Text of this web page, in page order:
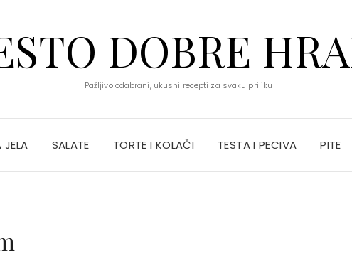
DOBRE
Pažljivo odabrani, ukusni recepti za svaku priliku
JELA SALATE TORTE I KOLAČI TESTA I PECIVA PITE